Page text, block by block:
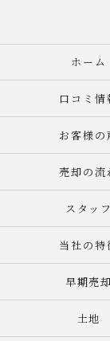
ホーム
口コミ情
お客様の
売却の流
スタッフ
当社の特
早期売却
土地